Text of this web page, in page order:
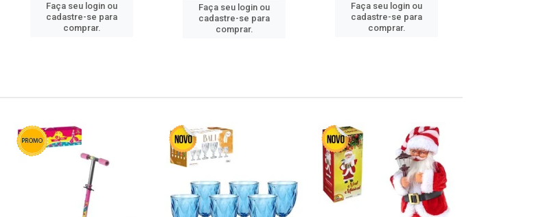
Faça seu login ou
cadastre-se para
comprar.
Faça seu login ou
cadastre-se para
comprar.
Faça seu login ou
cadastre-se para
comprar.